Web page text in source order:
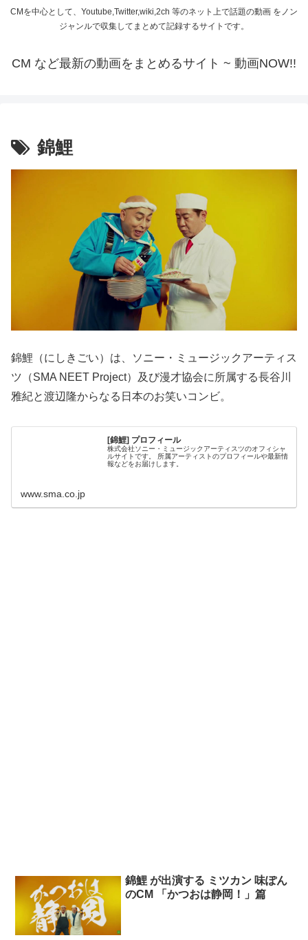
CMを中心として、Youtube,Twitter,wiki,2ch 等のネット上で話題の動画 をノン
ジャンルで収集してまとめて記録するサイトです。
CM など最新の動画をまとめるサイト ~ 動画NOW!!
錦鯉
錦鯉（にしきごい）は、ソニー・ミュージックアーティス
ツ（SMA NEET Project）及び漫才協会に所属する長谷川
雅紀と渡辺隆からなる日本のお笑いコンビ。
[錦鯉] プロフィール
株式会社ソニー・ミュージックアーティスツのオフィシャ
ルサイトです。 所属アーティストのプロフィールや最新情
報などをお届けします。
www.sma.co.jp
錦鯉 が出演する ミツカン 味ぽん
のCM 「かつおは静岡！」篇